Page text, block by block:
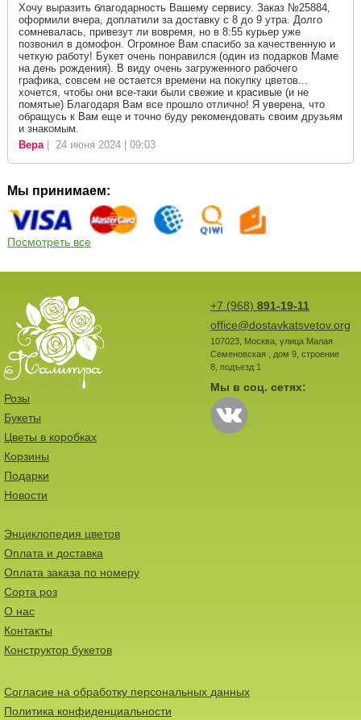
Хочу выразить благодарность Вашему сервису. Заказ №25884,
оформили вчера, доплатили за доставку с 8 до 9 утра. Долго
сомневалась, привезут ли вовремя, но в 8:55 курьер уже
позвонил в домофон. Огромное Вам спасибо за качественную и
четкую работу! Букет очень понравился (один из подарков Маме
на день рождения). В виду очень загруженного рабочего
графика, совсем не остается времени на покупку цветов...
хочется, чтобы они все-таки были свежие и красивые (и не
помятые) Благодаря Вам все прошло отлично! Я уверена, что
обращусь к Вам еще и точно буду рекомендовать своим друзьям
и знакомым.
Вера| 24 июня 2024 | 09:03
Мы принимаем:
Посмотреть все
+7 (968) 891-19-11
office@dostavkatsvetov.org
107023, Москва, улица Малая
Семеновская , дом 9, строение
8, подъезд 1
Мы в соц. сетях:
Розы
Букеты
Цветы в коробках
Корзины
Подарки
Новости
Энциклопедия цветов
Оплата и доставка
Оплата заказа по номеру
Сорта роз
О нас
Контакты
Конструктор букетов
Согласие на обработку персональных данных
Политика конфиденциальности